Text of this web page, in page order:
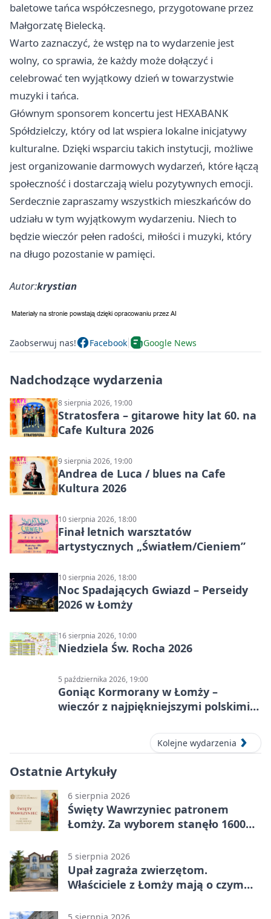
baletowe tańca współczesnego, przygotowane przez
Małgorzatę Bielecką.
Warto zaznaczyć, że wstęp na to wydarzenie jest
wolny, co sprawia, że każdy może dołączyć i
celebrować ten wyjątkowy dzień w towarzystwie
muzyki i tańca.
Głównym sponsorem koncertu jest HEXABANK
Spółdzielczy, który od lat wspiera lokalne inicjatywy
kulturalne. Dzięki wsparciu takich instytucji, możliwe
jest organizowanie darmowych wydarzeń, które łączą
społeczność i dostarczają wielu pozytywnych emocji.
Serdecznie zapraszamy wszystkich mieszkańców do
udziału w tym wyjątkowym wydarzeniu. Niech to
będzie wieczór pełen radości, miłości i muzyki, który
na długo pozostanie w pamięci.
Autor:krystian
Zaobserwuj nas! Facebook Google News
Nadchodzące wydarzenia
8 sierpnia 2026, 19:00
Stratosfera – gitarowe hity lat 60. na
Cafe Kultura 2026
9 sierpnia 2026, 19:00
Andrea de Luca / blues na Cafe
Kultura 2026
10 sierpnia 2026, 18:00
Finał letnich warsztatów
artystycznych „Światłem/Cieniem”
10 sierpnia 2026, 18:00
Noc Spadających Gwiazd – Perseidy
2026 w Łomży
16 sierpnia 2026, 10:00
Niedziela Św. Rocha 2026
5 października 2026, 19:00
Goniąc Kormorany w Łomży –
wieczór z najpiękniejszymi polskimi
Kolejne wydarzenia
Ostatnie Artykuły
6 sierpnia 2026
Święty Wawrzyniec patronem
Łomży. Za wyborem stanęło 1600
5 sierpnia 2026
Upał zagraża zwierzętom.
Właściciele z Łomży mają o czym